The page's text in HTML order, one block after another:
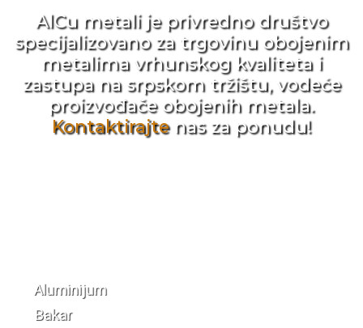
AlCu metali je privredno društvo
specijalizovano za trgovinu obojenim
metalima vrhunskog kvaliteta i
zastupa na srpskom tržištu, vodeće
proizvođače obojenih metala.
Kontaktirajtenas za ponudu!
Aluminijum
Bakar